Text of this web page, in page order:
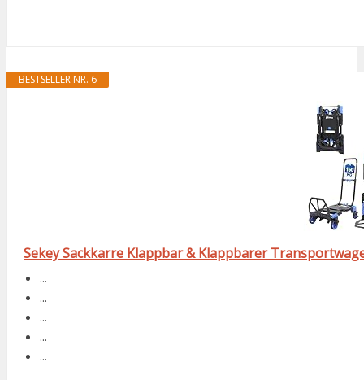
BESTSELLER NR. 6
Sekey Sackkarre Klappbar & Klappbarer
...
...
...
...
...